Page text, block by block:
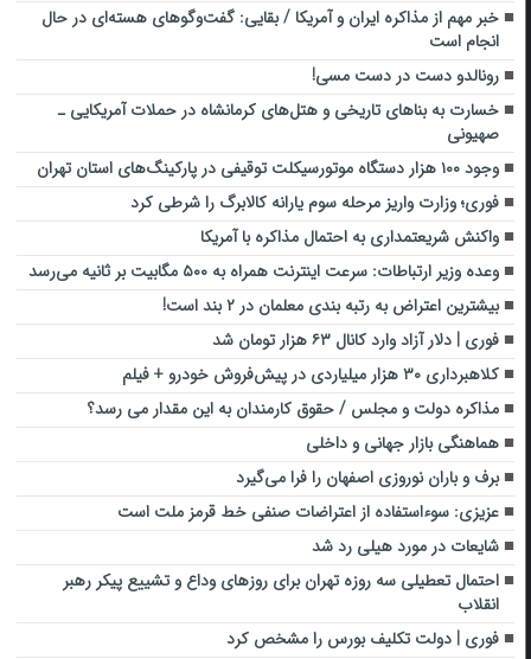
خبر مهم از مذاکره ایران و آمریکا / بقایی: گفت‌وگو‌های هسته‌ای در حال
انجام است
رونالدو دست در دست مسی!
خسارت به بناهای تاریخی و هتل‌های کرمانشاه در حملات آمریکایی ـ
صهیونی
وجود ۱۰۰ هزار دستگاه موتورسیکلت توقیفی در پارکینگ‌های استان تهران
فوری؛ وزارت واریز مرحله سوم یارانه کالابرگ را شرطی کرد
واکنش شریعتمداری به احتمال مذاکره با آمریکا
وعده وزیر ارتباطات: سرعت اینترنت همراه به ۵۰۰ مگابیت بر ثانیه می‌رسد
بیشترین اعتراض به رتبه بندی معلمان در ۲ بند است!
فوری | دلار آزاد وارد کانال ۶۳ هزار تومان شد
کلاهبرداری ۳۰ هزار میلیاردی در پیش‌فروش خودرو + فیلم
مذاکره دولت و مجلس / حقوق کارمندان به این مقدار می رسد؟
هماهنگی بازار جهانی و داخلی
برف و باران نوروزی اصفهان را فرا می‌گیرد
عزیزی: سوءاستفاده از اعتراضات صنفی خط قرمز ملت است
شایعات در مورد هیلی رد شد
احتمال تعطیلی سه روزه تهران برای روزهای وداع و تشییع پیکر رهبر
انقلاب
فوری | دولت تکلیف بورس را مشخص کرد